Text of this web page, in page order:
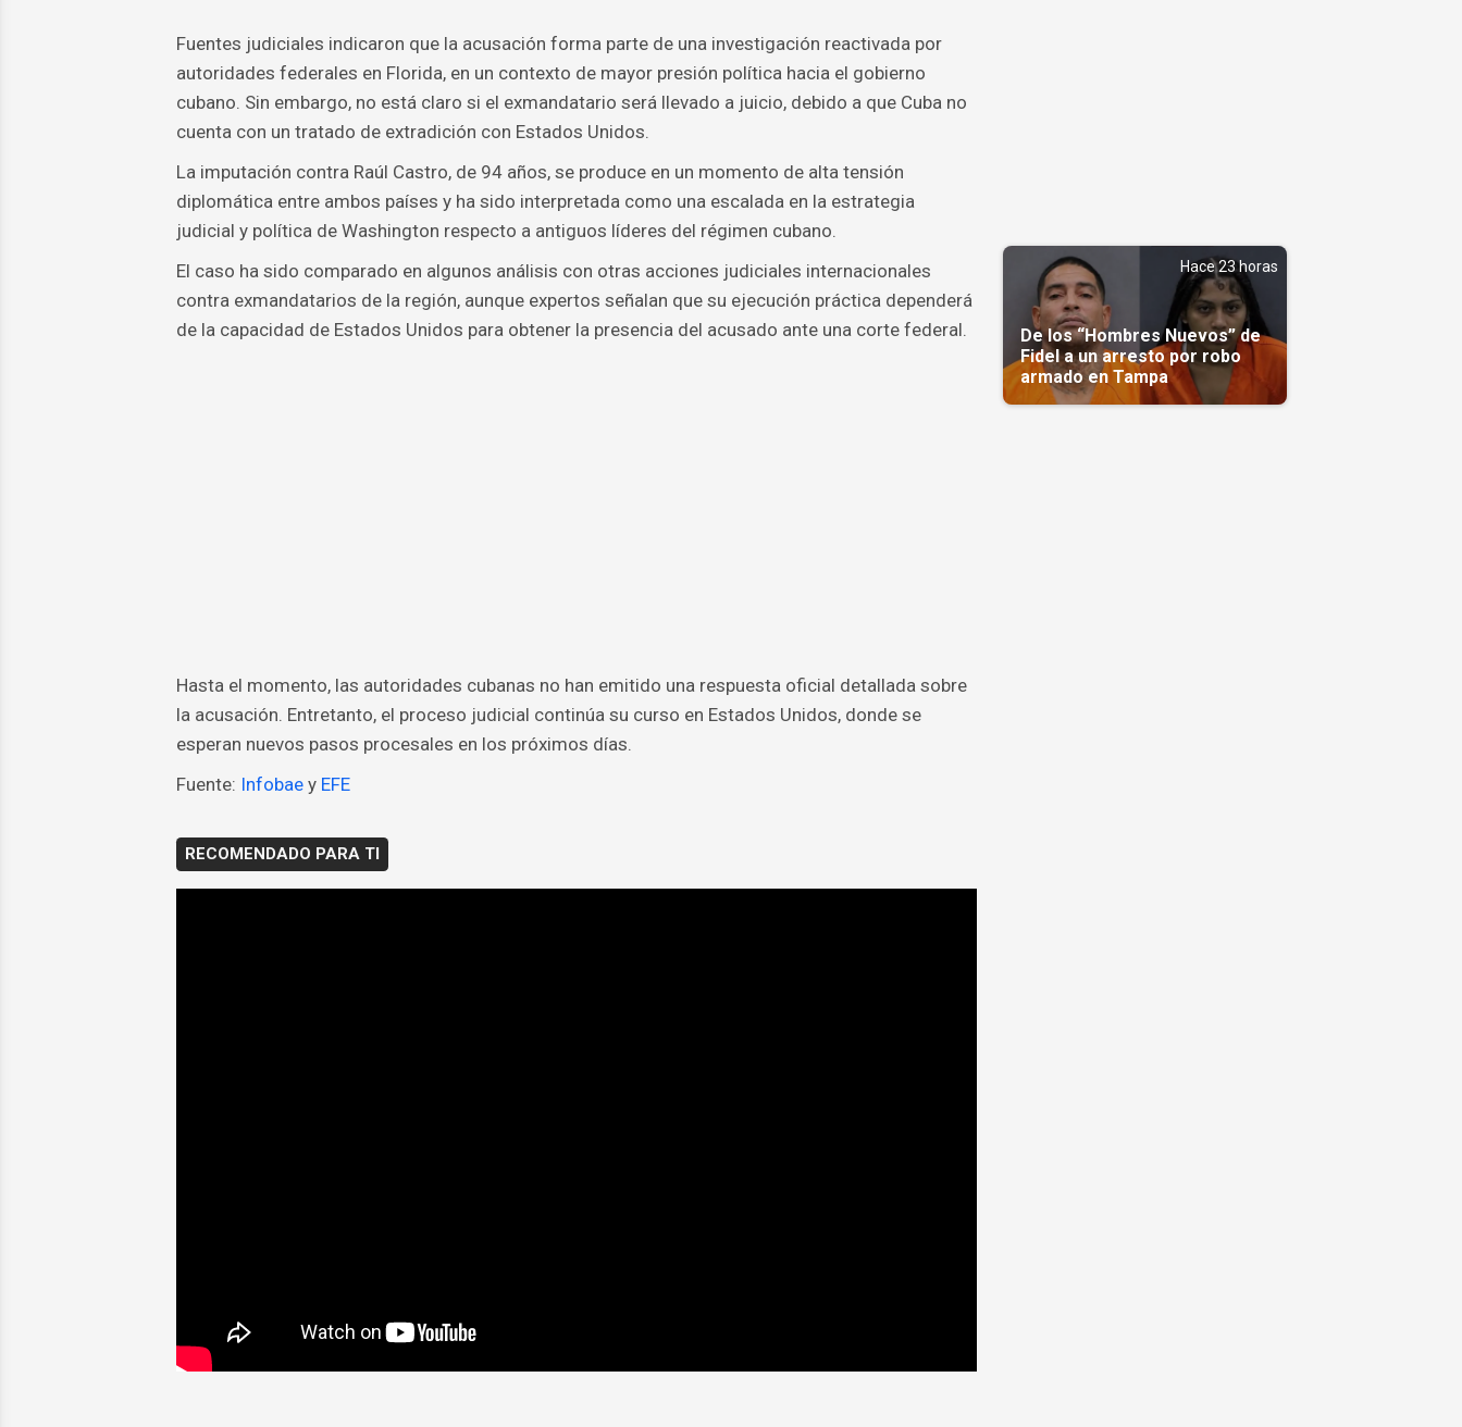
Fuentes judiciales indicaron que la acusación forma parte de una investigación reactivada por
autoridades federales en Florida, en un contexto de mayor presión política hacia el gobierno
cubano. Sin embargo, no está claro si el exmandatario será llevado a juicio, debido a que Cuba no
cuenta con un tratado de extradición con Estados Unidos.
La imputación contra Raúl Castro, de 94 años, se produce en un momento de alta tensión
diplomática entre ambos países y ha sido interpretada como una escalada en la estrategia
judicial y política de Washington respecto a antiguos líderes del régimen cubano.
El caso ha sido comparado en algunos análisis con otras acciones judiciales internacionales
contra exmandatarios de la región, aunque expertos señalan que su ejecución práctica dependerá
de la capacidad de Estados Unidos para obtener la presencia del acusado ante una corte federal.
Hasta el momento, las autoridades cubanas no han emitido una respuesta oficial detallada sobre
la acusación. Entretanto, el proceso judicial continúa su curso en Estados Unidos, donde se
esperan nuevos pasos procesales en los próximos días.
Fuente: Infobaey EFE
RECOMENDADO PARA TI
Hace 23 horas
De los “Hombres Nuevos” de
Fidel a un arresto por robo
armado en Tampa